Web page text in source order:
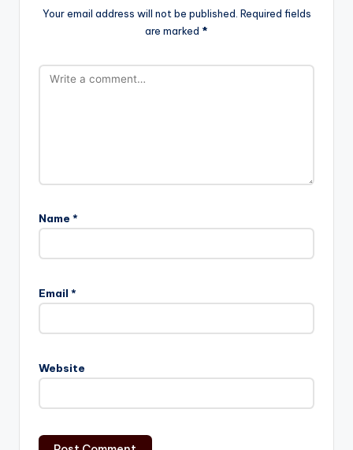
Your email address will not be published. Required fields
are marked *
Name *
Email *
Website